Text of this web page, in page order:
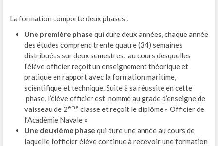
La formation comporte deux phases :
Une première phase qui dure deux années, chaque année
des études comprend trente quatre (34) semaines
distribuées sur deux semestres, au cours desquelles
l’élève officier reçoit un enseignement théorique et
pratique en rapport avec la formation maritime,
scientifique et technique. Suite à sa réussite en cette
phase, l’élève officier est nommé au grade d’enseigne de
vaisseau de 2eme classe et reçoit le diplôme « Officier de
l’Académie Navale »
Une deuxième phase qui dure une année au cours de
laquelle l’officier élève continue à recevoir une formation